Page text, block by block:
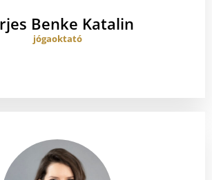
Benke Katalin
jógaoktató